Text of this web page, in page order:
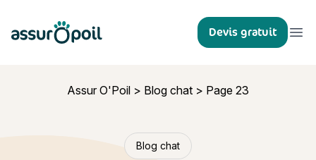
Assur O'Poil Devis gratuit
Assur O'Poil > Blog chat > Page 23
Blog chat